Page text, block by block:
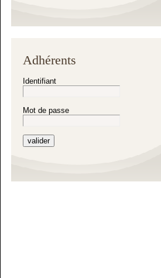
Adhérents
Identifiant
Mot de passe